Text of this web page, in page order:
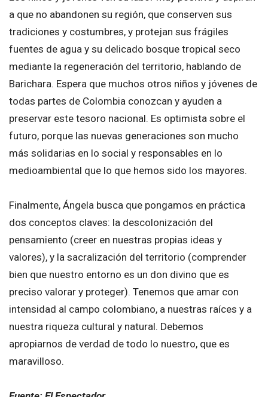
a que no abandonen su región, que conserven sus
tradiciones y costumbres, y protejan sus frágiles
fuentes de agua y su delicado bosque tropical seco
mediante la regeneración del territorio, hablando de
Barichara. Espera que muchos otros niños y jóvenes de
todas partes de Colombia conozcan y ayuden a
preservar este tesoro nacional. Es optimista sobre el
futuro, porque las nuevas generaciones son mucho
más solidarias en lo social y responsables en lo
medioambiental que lo que hemos sido los mayores.
Finalmente, Ángela busca que pongamos en práctica
dos conceptos claves: la descolonización del
pensamiento (creer en nuestras propias ideas y
valores), y la sacralización del territorio (comprender
bien que nuestro entorno es un don divino que es
preciso valorar y proteger). Tenemos que amar con
intensidad al campo colombiano, a nuestras raíces y a
nuestra riqueza cultural y natural. Debemos
apropiarnos de verdad de todo lo nuestro, que es
maravilloso.